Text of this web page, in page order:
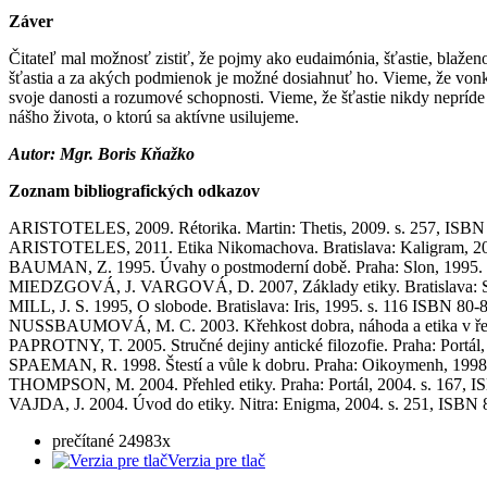
Záver
Čitateľ mal možnosť zistiť, že pojmy ako eudaimónia, šťastie,
šťastia a za akých podmienok je možné dosiahnuť ho. Vieme, že
svoje danosti a rozumové schopnosti. Vieme, že šťastie nikdy
nášho života, o ktorú sa aktívne usilujeme.
Autor: Mgr. Boris Kňažko
Zoznam bibliografických odkazov
ARISTOTELES, 2009. Rétorika. Martin: Thetis, 2009. s. 257,
ARISTOTELES, 2011. Etika Nikomachova. Bratislava: Kaligram,
BAUMAN, Z. 1995. Úvahy o postmoderní době. Praha: Slon,
MIEDZGOVÁ, J. VARGOVÁ, D. 2007, Základy etiky. Bratislava:
MILL, J. S. 1995, O slobode. Bratislava: Iris, 1995. s. 116 ISBN 80-
NUSSBAUMOVÁ, M. C. 2003. Křehkost dobra, náhoda a etika v
PAPROTNY, T. 2005. Stručné dejiny antické filozofie. Praha:
SPAEMAN, R. 1998. Štestí a vůle k dobru. Praha: Oikoymenh,
THOMPSON, M. 2004. Přehled etiky. Praha: Portál, 2004. s. 167,
VAJDA, J. 2004. Úvod do etiky. Nitra: Enigma, 2004. s. 251, ISBN
prečítané 24983x
Verzia pre tlač